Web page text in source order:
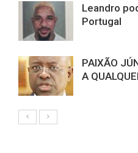
Leandro
Portugal
PAIXÃO
A